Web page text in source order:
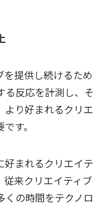
提供し続けるため
る反応を計測し、そ
より好まれるクリエ
す。
好まれるクリエイテ
従来クリエイティブ
くの時間をテクノロ